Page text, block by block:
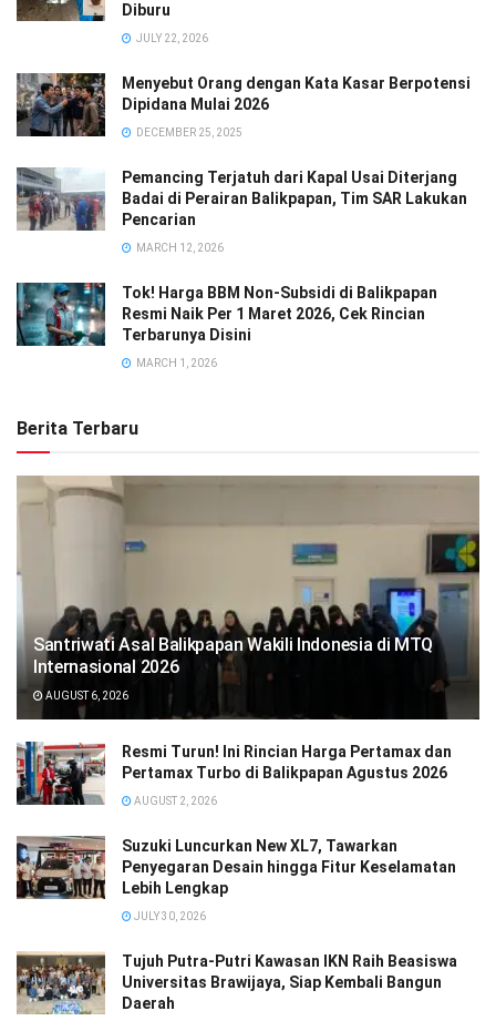
Diburu
JULY 22, 2026
Menyebut Orang dengan Kata Kasar Berpotensi
Dipidana Mulai 2026
DECEMBER 25, 2025
Pemancing Terjatuh dari Kapal Usai Diterjang
Badai di Perairan Balikpapan, Tim SAR Lakukan
Pencarian
MARCH 12, 2026
Tok! Harga BBM Non-Subsidi di Balikpapan
Resmi Naik Per 1 Maret 2026, Cek Rincian
Terbarunya Disini
MARCH 1, 2026
Berita Terbaru
Santriwati Asal Balikpapan Wakili Indonesia di MTQ
Internasional 2026
AUGUST 6, 2026
Resmi Turun! Ini Rincian Harga Pertamax dan
Pertamax Turbo di Balikpapan Agustus 2026
AUGUST 2, 2026
Suzuki Luncurkan New XL7, Tawarkan
Penyegaran Desain hingga Fitur Keselamatan
Lebih Lengkap
JULY 30, 2026
Tujuh Putra-Putri Kawasan IKN Raih Beasiswa
Universitas Brawijaya, Siap Kembali Bangun
Daerah